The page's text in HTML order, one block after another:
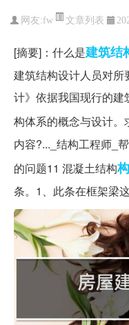
网友:fw 文章列表
[摘要]：什么是建筑结
建筑结构设计人员对
计》依据我国现行的
构体系的概念与设计。
内容?..._结构工程师_
的问题11 混凝土结构
条。1、此条在框架梁